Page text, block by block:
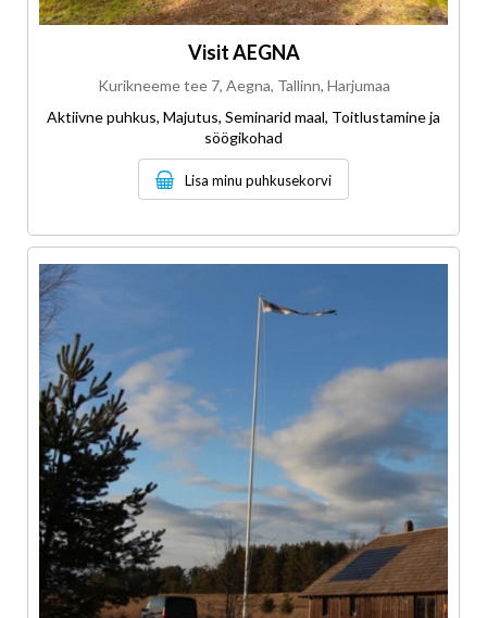
Visit AEGNA
Kurikneeme tee 7, Aegna, Tallinn, Harjumaa
Aktiivne puhkus, Majutus, Seminarid maal, Toitlustamine ja
söögikohad
Lisa minu puhkusekorvi